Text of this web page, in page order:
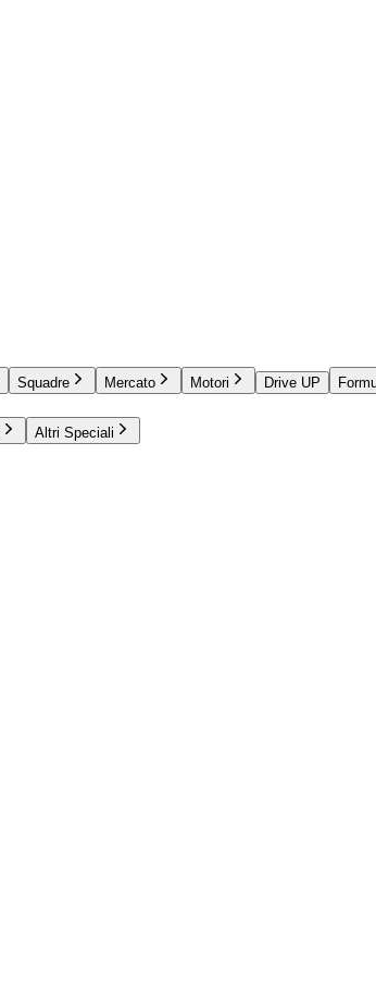
Squadre Mercato Motori Drive UP
Altri Speciali